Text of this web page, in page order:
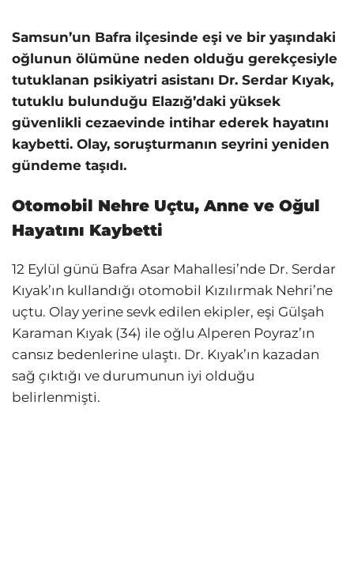
Samsun’un Bafra ilçesinde eşi ve bir yaşındaki
oğlunun ölümüne neden olduğu gerekçesiyle
tutuklanan psikiyatri asistanı Dr. Serdar Kıyak,
tutuklu bulunduğu Elazığ’daki yüksek
güvenlikli cezaevinde intihar ederek hayatını
kaybetti. Olay, soruşturmanın seyrini yeniden
gündeme taşıdı.
Otomobil Nehre Uçtu, Anne ve Oğul
Hayatını Kaybetti
12 Eylül günü Bafra Asar Mahallesi’nde Dr. Serdar
Kıyak’ın kullandığı otomobil Kızılırmak Nehri’ne
uçtu. Olay yerine sevk edilen ekipler, eşi Gülşah
Karaman Kıyak (34) ile oğlu Alperen Poyraz’ın
cansız bedenlerine ulaştı. Dr. Kıyak’ın kazadan
sağ çıktığı ve durumunun iyi olduğu
belirlenmişti.